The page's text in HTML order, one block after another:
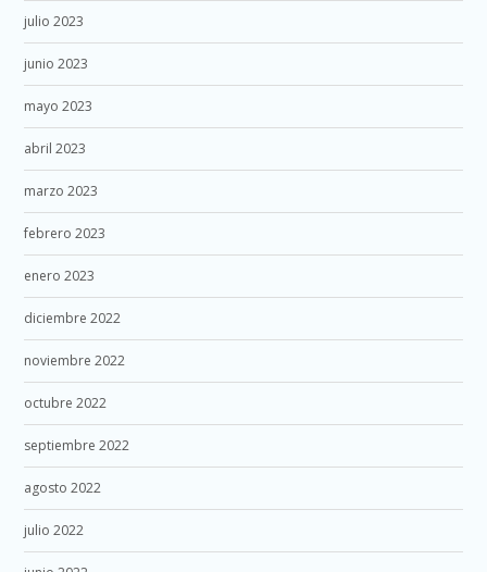
julio 2023
junio 2023
mayo 2023
abril 2023
marzo 2023
febrero 2023
enero 2023
diciembre 2022
noviembre 2022
octubre 2022
septiembre 2022
agosto 2022
julio 2022